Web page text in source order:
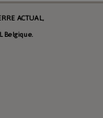
ACTUAL,
Belgique.